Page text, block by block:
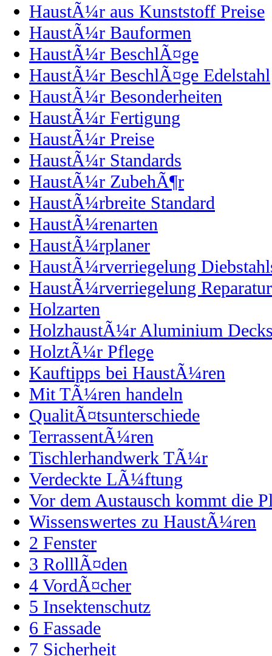
HaustÃ¼r aus Kunststoff Preise
HaustÃ¼r Bauformen
HaustÃ¼r BeschlÃ¤ge
HaustÃ¼r BeschlÃ¤ge Edelstahl
HaustÃ¼r Besonderheiten
HaustÃ¼r Fertigung
HaustÃ¼r Preise
HaustÃ¼r Standards
HaustÃ¼r ZubehÃ¶r
HaustÃ¼rbreite Standard
HaustÃ¼renarten
HaustÃ¼rplaner
HaustÃ¼rverriegelung
HaustÃ¼rverriegelung Reparatur
Holzarten
HolzhaustÃ¼r Aluminium
HolztÃ¼r Pflege
Kauftipps bei HaustÃ¼ren
Mit TÃ¼ren handeln
QualitÃ¤tsunterschiede
TerrassentÃ¼ren
Tischlerhandwerk TÃ¼r
Verdeckte LÃ¼ftung
Vor dem Austausch kommt die
Wissenswertes zu HaustÃ¼ren
2 Fenster
3 RolllÃ¤den
4 VordÃ¤cher
5 Insektenschutz
6 Fassade
7 Sicherheit